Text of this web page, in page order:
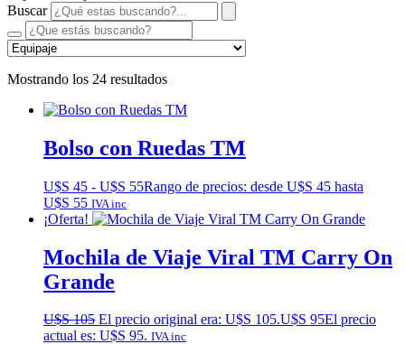
Buscar
Mostrando los 24 resultados
Bolso con Ruedas TM
U$S 45 - U$S 55Rango de precios: desde U$S 45 hasta
U$S 55 IVA inc
¡Oferta!
Mochila de Viaje Viral TM Carry On
Grande
U$S105 El precio original era: U$S 105.U$S 95El precio
actual es: U$S 95. IVA inc